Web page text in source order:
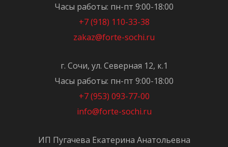
Часы работы: пн-пт 9:00-18:00
+7 (918) 110-33-38
zakaz@forte-sochi.ru
г. Сочи, ул. Северная 12, к.1
Часы работы: пн-пт 9:00-18:00
+7 (953) 093-77-00
info@forte-sochi.ru
ИП Пугачева Екатерина Анатольевна